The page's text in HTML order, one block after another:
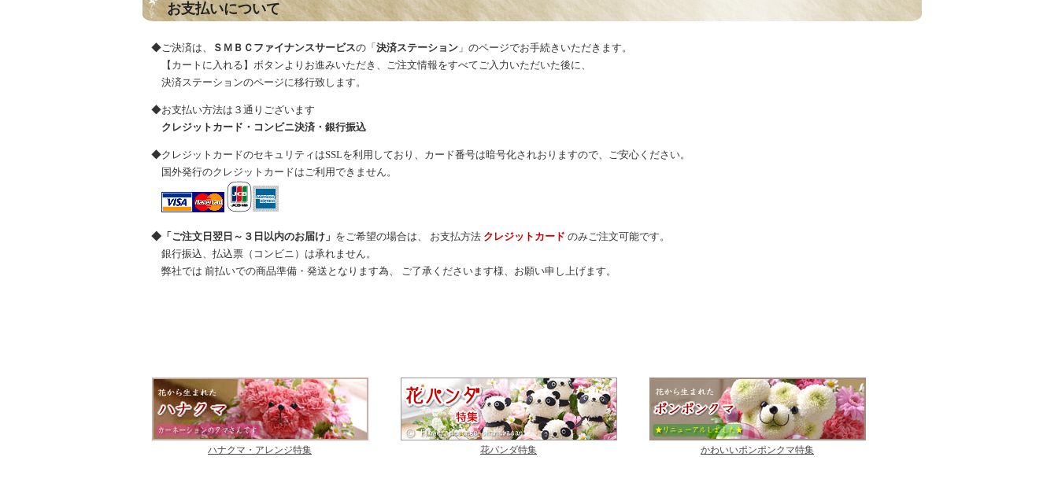
お支払いについて
◆ご決済は、 ＳＭＢＣファイナンスサービスの「 決済ステーション 」のページでお手続きいただきます。
【カートに入れる】ボタンよりお進みいただき、ご注文情報をすべてご入力いただいた後に、
決済ステーションのページに移行致します。
◆お支払い方法は３通りございます
クレジットカード・コンビニ決済・銀行振込
◆クレジットカードのセキュリティはSSLを利用しており、カード番号は暗号化されおりますので、ご安心ください。
国外発行のクレジットカードはご利用できません。
◆「ご注文日翌日～３日以内のお届け」 をご希望の場合は、 お支払方法 クレジットカード のみご注文可能です。
銀行振込、払込票（コンビニ）は承れません。
弊社では 前払いでの商品準備・発送となります為、 ご了承くださいます様、お願い申し上げます。
ハナクマ・アレンジ特集 花パンダ特集 かわいいポンポンクマ特集